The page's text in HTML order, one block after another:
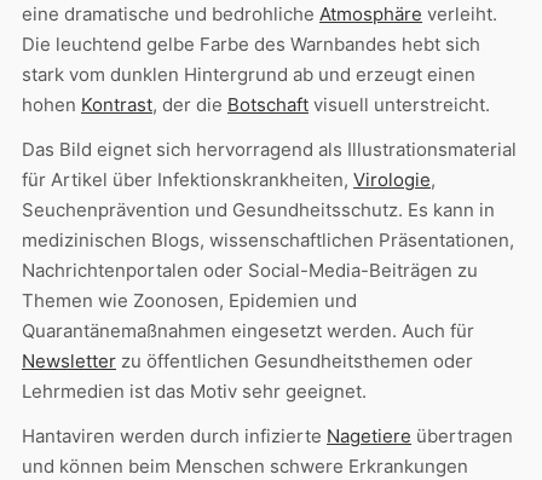
eine dramatische und bedrohliche Atmosphäre verleiht.
Die leuchtend gelbe Farbe des Warnbandes hebt sich
stark vom dunklen Hintergrund ab und erzeugt einen
hohen Kontrast, der die Botschaft visuell unterstreicht.
Das Bild eignet sich hervorragend als Illustrationsmaterial
für Artikel über Infektionskrankheiten, Virologie,
Seuchenprävention und Gesundheitsschutz. Es kann in
medizinischen Blogs, wissenschaftlichen Präsentationen,
Nachrichtenportalen oder Social-Media-Beiträgen zu
Themen wie Zoonosen, Epidemien und
Quarantänemaßnahmen eingesetzt werden. Auch für
Newsletter zu öffentlichen Gesundheitsthemen oder
Lehrmedien ist das Motiv sehr geeignet.
Hantaviren werden durch infizierte Nagetiere übertragen
und können beim Menschen schwere Erkrankungen